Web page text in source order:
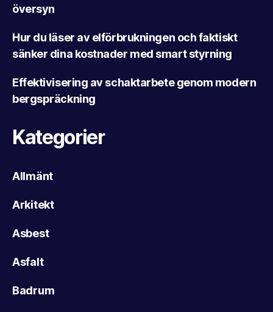
översyn
Hur du läser av elförbrukningen och faktiskt
sänker dina kostnader med smart styrning
Effektivisering av schaktarbete genom modern
bergspräckning
Kategorier
Allmänt
Arkitekt
Asbest
Asfalt
Badrum